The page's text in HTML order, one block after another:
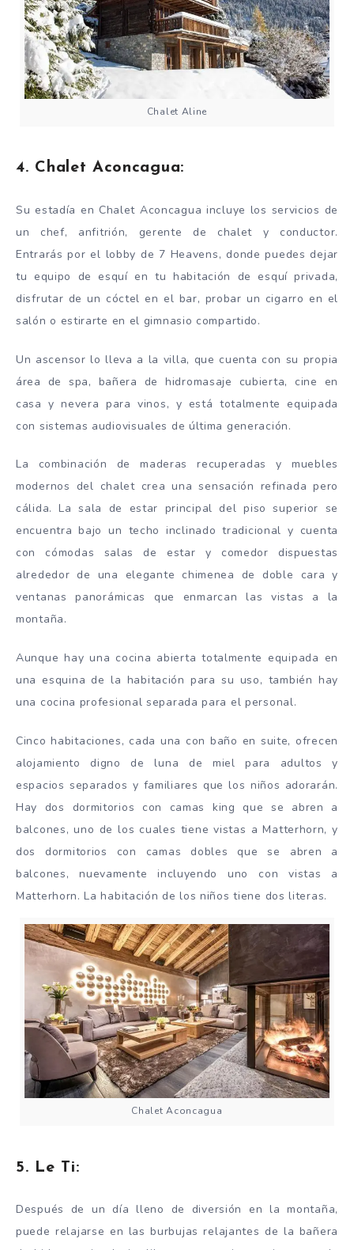
Chalet Aline
4. Chalet Aconcagua:
Su estadía en Chalet Aconcagua incluye los servicios de
un chef, anfitrión, gerente de chalet y conductor.
Entrarás por el lobby de 7 Heavens, donde puedes dejar
tu equipo de esquí en tu habitación de esquí privada,
disfrutar de un cóctel en el bar, probar un cigarro en el
salón o estirarte en el gimnasio compartido.
Un ascensor lo lleva a la villa, que cuenta con su propia
área de spa, bañera de hidromasaje cubierta, cine en
casa y nevera para vinos, y está totalmente equipada
con sistemas audiovisuales de última generación.
La combinación de maderas recuperadas y muebles
modernos del chalet crea una sensación refinada pero
cálida. La sala de estar principal del piso superior se
encuentra bajo un techo inclinado tradicional y cuenta
con cómodas salas de estar y comedor dispuestas
alrededor de una elegante chimenea de doble cara y
ventanas panorámicas que enmarcan las vistas a la
montaña.
Aunque hay una cocina abierta totalmente equipada en
una esquina de la habitación para su uso, también hay
una cocina profesional separada para el personal.
Cinco habitaciones, cada una con baño en suite, ofrecen
alojamiento digno de luna de miel para adultos y
espacios separados y familiares que los niños adorarán.
Hay dos dormitorios con camas king que se abren a
balcones, uno de los cuales tiene vistas a Matterhorn, y
dos dormitorios con camas dobles que se abren a
balcones, nuevamente incluyendo uno con vistas a
Matterhorn. La habitación de los niños tiene dos literas.
Chalet Aconcagua
5. Le Ti:
Después de un día lleno de diversión en la montaña,
puede relajarse en las burbujas relajantes de la bañera